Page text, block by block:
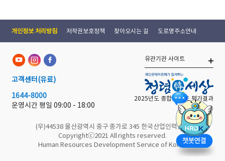
개인정보 처리방침 저작권보호정책 찾아오시는 길 도로명주소안내
고객센터 (유료)
1644-8000
운영시간 평일 09:00 - 18:00
(우)44538 울산광역시 중구 종가로 345 한국산업인력공단
Copyrightⓒ2021 All rights reserved.
Human Resources Development Service of Korea
유관기관 사이트
2025년도 종합 청렴도 평가결과